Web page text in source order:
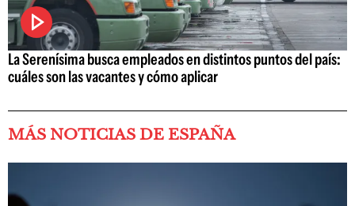
La Serenísima busca empleados en distintos puntos del país:
cuáles son las vacantes y cómo aplicar
MÁS NOTICIAS DE ESPAÑA